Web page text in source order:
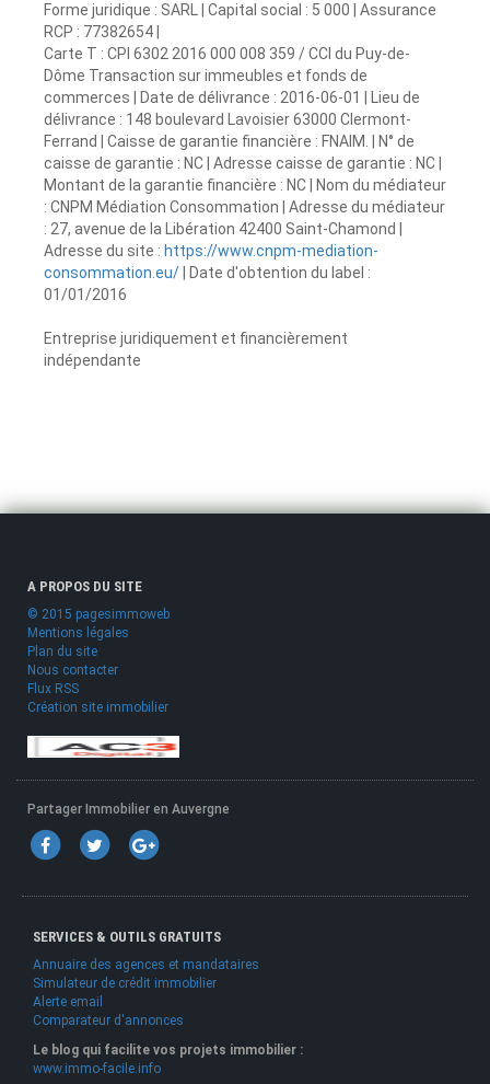
Forme juridique : SARL | Capital social : 5 000 | Assurance
RCP : 77382654 |
Carte T : CPI 6302 2016 000 008 359 / CCI du Puy-de-
Dôme Transaction sur immeubles et fonds de
commerces | Date de délivrance : 2016-06-01 | Lieu de
délivrance : 148 boulevard Lavoisier 63000 Clermont-
Ferrand | Caisse de garantie financière : FNAIM. | N° de
caisse de garantie : NC | Adresse caisse de garantie : NC |
Montant de la garantie financière : NC | Nom du médiateur
: CNPM Médiation Consommation | Adresse du médiateur
: 27, avenue de la Libération 42400 Saint-Chamond |
Adresse du site : https://www.cnpm-mediation-
consommation.eu/ | Date d'obtention du label :
01/01/2016
Entreprise juridiquement et financièrement
indépendante
A PROPOS DU SITE
© 2015 pagesimmoweb
Mentions légales
Plan du site
Nous contacter
Flux RSS
Création site immobilier
Partager Immobilier en Auvergne
SERVICES & OUTILS GRATUITS
Annuaire des agences et mandataires
Simulateur de crédit immobilier
Alerte email
Comparateur d'annonces
Le blog qui facilite vos projets immobilier :
www.immo-facile.info